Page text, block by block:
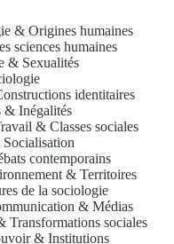
& Origines humaines
sciences humaines
& Sexualités
identitaires
& Inégalités
& Classes sociales
contemporains
& Territoires
de la sociologie
& Médias
Transformations sociales
& Institutions